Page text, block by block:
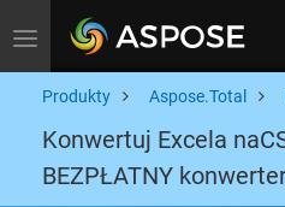
Toggle navigation
Produkty Aspose.Total
Konwertuj Excela
BEZPŁATNY